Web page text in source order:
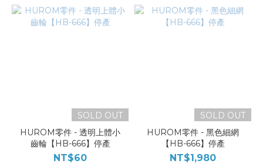
SOLD OUT
HUROM零件 - 透明上體小
齒輪【HB-666】停產
NT$60
SOLD OUT
HUROM零件 - 黑色細網
【HB-666】停產
NT$1,980